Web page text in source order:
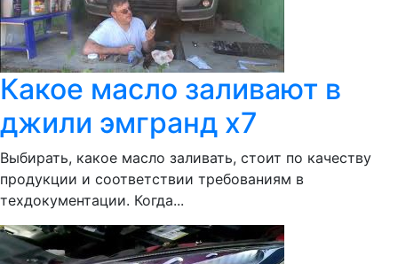
Какое масло заливают в
джили эмгранд х7
Выбирать, какое масло заливать, стоит по качеству
продукции и соответствии требованиям в
техдокументации. Когда...